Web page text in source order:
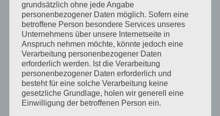
Kategorien
Allgemein
Ausbildung
Heilpraktikergesetz
Heilpratkiker für Psychotherapie
Infos
grundsätzlich ohne jede Angabe
personenbezogener Daten möglich. Sofern eine
betroffene Person besondere Services unseres
Unternehmens über unsere Internetseite in
Anspruch nehmen möchte, könnte jedoch eine
Verarbeitung personenbezogener Daten
erforderlich werden. Ist die Verarbeitung
personenbezogener Daten erforderlich und
besteht für eine solche Verarbeitung keine
gesetzliche Grundlage, holen wir generell eine
Einwilligung der betroffenen Person ein.